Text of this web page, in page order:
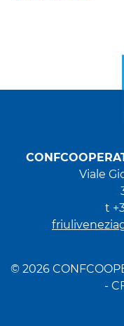
Viale
t
© 2026
-